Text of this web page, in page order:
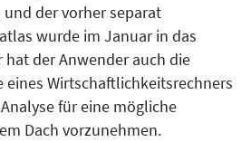
der vorher separat
wurde im Januar in das
der Anwender auch die
Wirtschaftlichkeitsrechners
für eine mögliche
Dach vorzunehmen.